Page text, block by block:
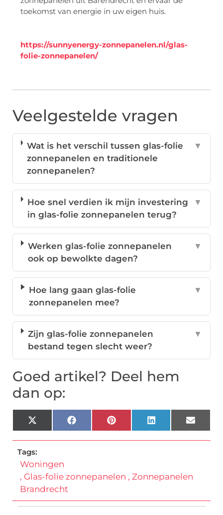
toekomst van energie in uw eigen huis.
https://sunnyenergy-zonnepanelen.nl/glas-
folie-zonnepanelen/
Veelgestelde vragen
Wat is het verschil tussen glas-folie
zonnepanelen en traditionele
zonnepanelen?
▼
Hoe snel verdien ik mijn investering
in glas-folie zonnepanelen terug?
▼
Werken glas-folie zonnepanelen
ook op bewolkte dagen?
▼
Hoe lang gaan glas-folie
zonnepanelen mee?
▼
Zijn glas-folie zonnepanelen
bestand tegen slecht weer?
▼
Goed artikel? Deel hem
dan op:
X
(Twitter)
FacebookPinterestLinkedInEmail
Tags:
Woningen
, Glas-folie zonnepanelen , Zonnepanelen
Brandrecht